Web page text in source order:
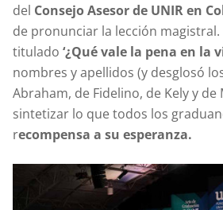
del Consejo Asesor de UNIR en
de pronunciar la lección magistral.
titulado ‘¿Qué vale la pena en la
nombres y apellidos (y desglosó
Abraham, de Fidelino, de Kely y de
sintetizar lo que todos los
recompensa a su esperanza.